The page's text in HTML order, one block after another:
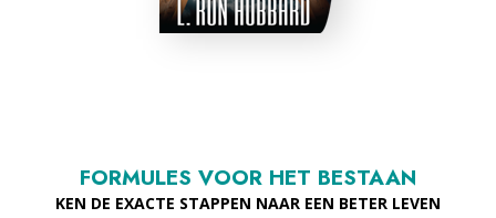
FORMULES VOOR HET BESTAAN
KEN DE EXACTE STAPPEN NAAR EEN BETER LEVEN